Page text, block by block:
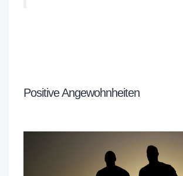
Positive Angewohnheiten